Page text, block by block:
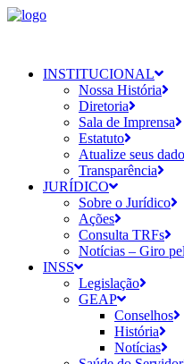
INSTITUCIONAL
Nossa História
Diretoria
Sala de Imprensa
Estatuto
Atualize seus
Transparência
JURÍDICO
Sobre o Jurídico
Ações
Consulta TRFs
Notícias – Giro
INSS
Legislação
GEAP
Conselhos
História
Notícias